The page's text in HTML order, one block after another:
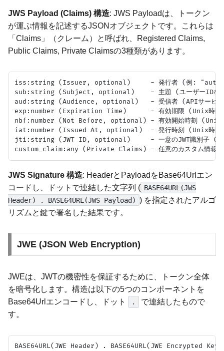
JWS Payload (Claims) 構造: JWS Payloadは、トークン
が運ぶ情報を記述するJSONオブジェクトです。これらは
「Claims」（クレーム）と呼ばれ、Registered Claims,
Public Claims, Private Claimsの3種類があります。
iss:string (Issuer, optional)     - 発行者 (例:
sub:string (Subject, optional)    - 主題 (ユーザーIDなど)
aud:string (Audience, optional)   - 受信者 (APIサービスな
exp:number (Expiration Time)      - 有効期限 (Unix時間)。
nbf:number (Not Before, optional) - 有効開始時刻 (Unix時
iat:number (Issued At, optional)  - 発行時刻 (Unix時間)。
jti:string (JWT ID, optional)     - 一意のJWT識別子 (リプレ
JWS Signature 構造: HeaderとPayloadをBase64Urlエン
コードし、ドットで連結した文字列 ( BASE64URL(JWS
Header) . BASE64URL(JWS Payload) ) を指定されたアルゴ
リズムと鍵で署名した結果です。
JWE (JSON Web Encryption)
JWEは、JWTの機密性を保証するために、トークン全体
を暗号化します。構造は以下の5つのコンポーネントを
Base64Urlエンコードし、ドット
.
で連結したもので
す。